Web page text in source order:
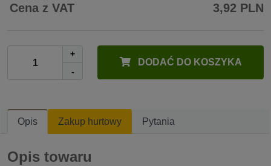
Cena z VAT 3,92 PLN
+
-
DODAĆ DO KOSZYKA
Opis Zakup hurtowy Pytania
Opis towaru